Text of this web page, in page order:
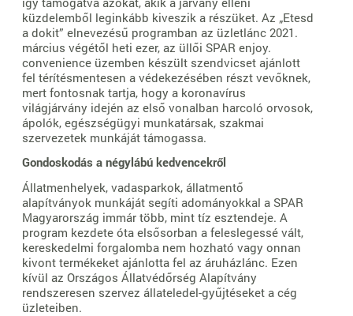
küzdelemből leginkább kiveszik a részüket. Az „Etesd
a dokit” elnevezésű programban az üzletlánc 2021.
március végétől heti ezer, az üllői SPAR enjoy.
convenience üzemben készült szendvicset ajánlott
fel térítésmentesen a védekezésében részt vevőknek,
mert fontosnak tartja, hogy a koronavírus
világjárvány idején az első vonalban harcoló orvosok,
ápolók, egészségügyi munkatársak, szakmai
szervezetek munkáját támogassa.
Gondoskodás a négylábú kedvencekről
Állatmenhelyek, vadasparkok, állatmentő
alapítványok munkáját segíti adományokkal a SPAR
Magyarország immár több, mint tíz esztendeje. A
program kezdete óta elsősorban a feleslegessé vált,
kereskedelmi forgalomba nem hozható vagy onnan
kivont termékeket ajánlotta fel az áruházlánc. Ezen
kívül az Országos Állatvédőrség Alapítvány
rendszeresen szervez állateledel-gyűjtéseket a cég
üzleteiben.